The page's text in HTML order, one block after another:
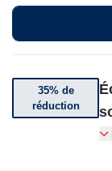
35% de
réduction